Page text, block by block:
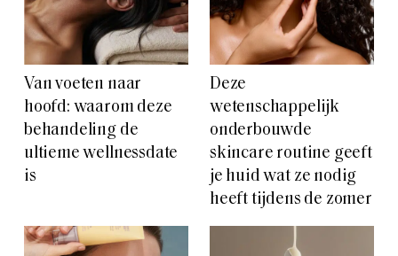
Van voeten naar
hoofd: waarom deze
behandeling de
ultieme wellnessdate
is
Deze
wetenschappelijk
onderbouwde
skincare routine geeft
je huid wat ze nodig
heeft tijdens de zomer